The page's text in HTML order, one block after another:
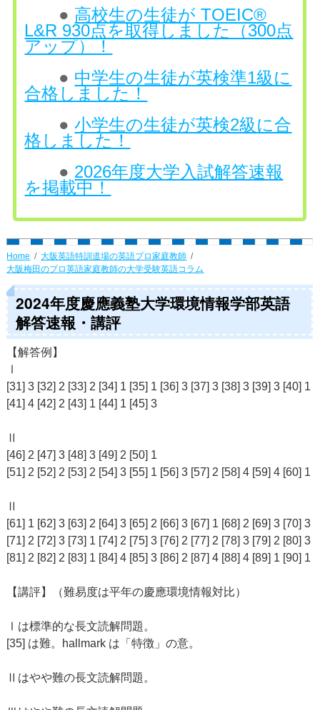
● 高校生の生徒が TOEIC®
L&R 930点を取得しました（300点
アップ）！
● 中学生の生徒が英検準1級に
合格しました！
●小学生の生徒が英検2級に合
格しました！
● 2026年度大学入試解答速報
を掲載中！
Home
大阪英語特訓道場の英語プロ家庭教師
大阪梅田のプロ英語家庭教師の大学受験英語コラム
2024年度慶應義塾大学環境情報学部英語
解答速報・講評
【解答例】
Ⅰ
[31] 3 [32] 2 [33] 2 [34] 1 [35] 1 [36] 3 [37] 3 [38] 3 [39] 3 [40] 1
[41] 4 [42] 2 [43] 1 [44] 1 [45] 3
Ⅱ
[46] 2 [47] 3 [48] 3 [49] 2 [50] 1
[51] 2 [52] 2 [53] 2 [54] 3 [55] 1 [56] 3 [57] 2 [58] 4 [59] 4 [60] 1
Ⅱ
[61] 1 [62] 3 [63] 2 [64] 3 [65] 2 [66] 3 [67] 1 [68] 2 [69] 3 [70] 3
[71] 2 [72] 3 [73] 1 [74] 2 [75] 3 [76] 2 [77] 2 [78] 3 [79] 2 [80] 3
[81] 2 [82] 2 [83] 1 [84] 4 [85] 3 [86] 2 [87] 4 [88] 4 [89] 1 [90] 1
【講評】（難易度は平年の慶應環境情報対比）
Ⅰは標準的な長文読解問題。
[35] は難。hallmark は「特徴」の意。
Ⅱはやや難の長文読解問題。